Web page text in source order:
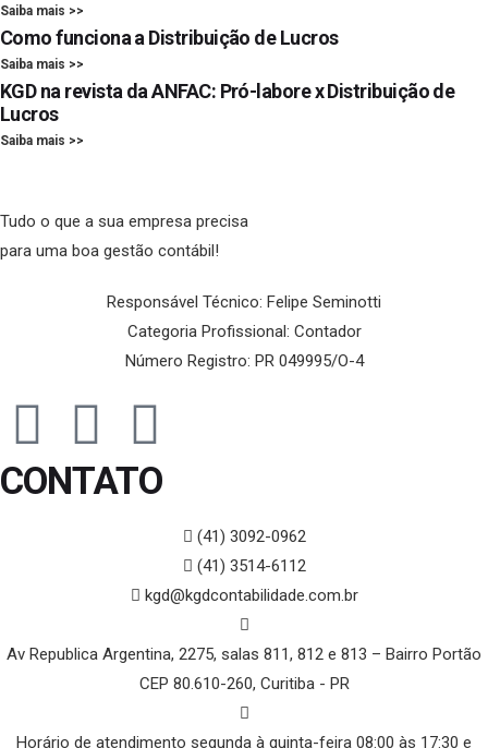
Saiba mais >>
Como funciona a Distribuição de Lucros
Saiba mais >>
KGD na revista da ANFAC: Pró-labore x Distribuição de
Lucros
Saiba mais >>
Tudo o que a sua empresa precisa
para uma boa gestão contábil!
Responsável Técnico: Felipe Seminotti
Categoria Profissional: Contador
Número Registro: PR 049995/O-4
CONTATO
(41) 3092-0962
(41) 3514-6112
kgd@kgdcontabilidade.com.br
Av Republica Argentina, 2275, salas 811, 812 e 813 – Bairro Portão
CEP 80.610-260, Curitiba - PR
Horário de atendimento segunda à quinta-feira 08:00 às 17:30 e